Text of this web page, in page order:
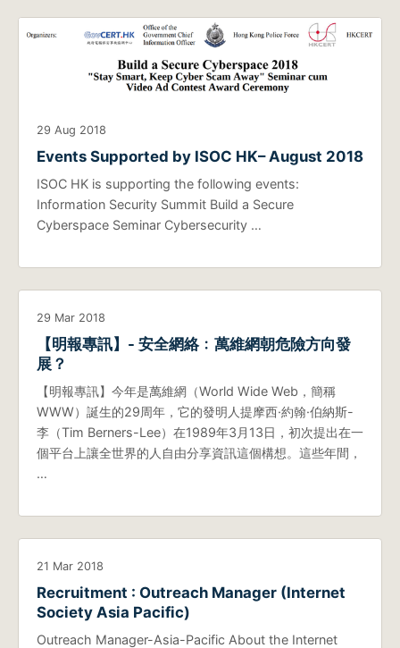
29 Aug 2018
Events Supported by ISOC HK– August 2018
ISOC HK is supporting the following events:
Information Security Summit Build a Secure
Cyberspace Seminar Cybersecurity …
29 Mar 2018
【明報專訊】- 安全網絡﹕萬維網朝危險方向發
展？
【明報專訊】今年是萬維網（World Wide Web，簡稱
WWW）誕生的29周年，它的發明人提摩西·約翰·伯納斯-
李（Tim Berners-Lee）在1989年3月13日，初次提出在一
個平台上讓全世界的人自由分享資訊這個構想。這些年間，
…
21 Mar 2018
Recruitment : Outreach Manager (Internet
Society Asia Pacific)
Outreach Manager-Asia-Pacific About the Internet